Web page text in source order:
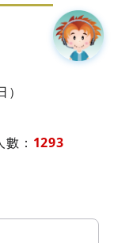
： 1293